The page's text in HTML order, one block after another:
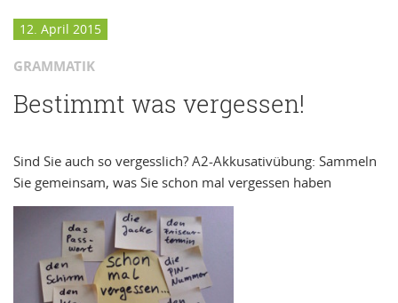
12. April 2015
GRAMMATIK
Bestimmt was vergessen!
Sind Sie auch so vergesslich? A2-Akkusativübung: Sammeln
Sie gemeinsam, was Sie schon mal vergessen haben